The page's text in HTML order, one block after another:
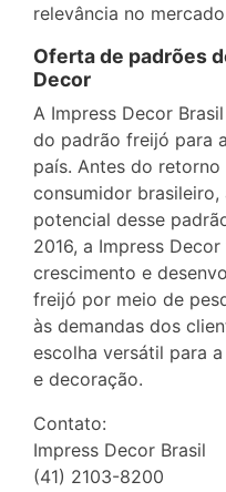
relevância no
Oferta de padrões
Decor
A Impress Decor
do padrão freijó para
país. Antes do
consumidor brasileiro,
potencial desse
2016, a Impress
crescimento e
freijó por meio de
às demandas dos
escolha versátil para
e decoração.
Contato:
Impress Decor Brasil
(41) 2103-8200